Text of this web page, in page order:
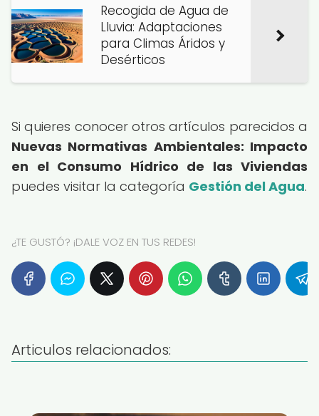
Recogida de Agua de
Lluvia: Adaptaciones
para Climas Áridos y
Desérticos
Si quieres conocer otros artículos parecidos a
Nuevas Normativas Ambientales: Impacto
en el Consumo Hídrico de las Viviendas
puedes visitar la categoría Gestión del Agua.
¿TE GUSTÓ? ¡DALE VOZ EN TUS REDES!
Articulos relacionados: